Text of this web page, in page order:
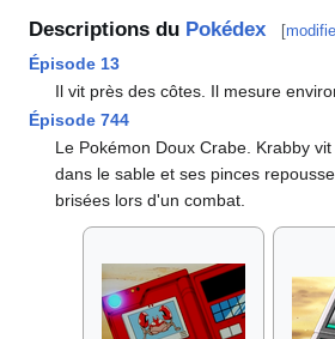
Descriptions du Pokédex [
Épisode 13
Il vit près des côtes. Il mesure
Épisode 744
Le Pokémon Doux Crabe. Krabby
dans le sable et ses pinces
brisées lors d'un combat.